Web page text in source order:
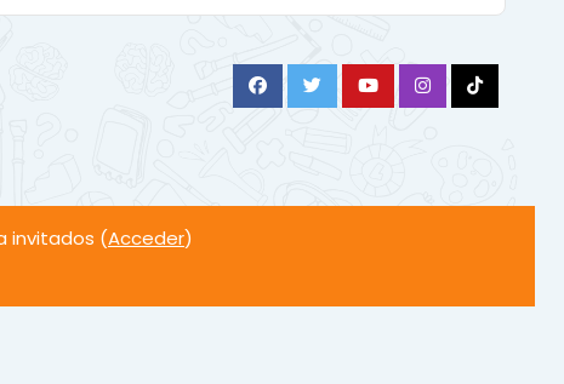
invitados (Acceder)